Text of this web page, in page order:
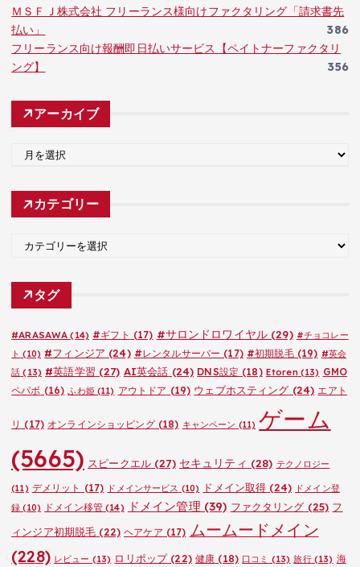
ＭＳＦＪ株式会社 フリーランス様向けファクタリング「請求書先
払い」
386
フリーランス向け報酬即日払いサービス【ペイトナーファクタリ
ング】
356
アーカイブ
カ
カテゴリー
ゴ
タグ
#ARASAWA (14) #ギフト (17) #サロンドロワイヤル(29) #チョコレー
ト (10) #フィンジア (24) #レンタルサーバー (17) #初期脱毛(19) #英会
話 (13) #英語学習 (27) AI英会話 (24) DNS設定 (18) Etoren(13) GMO
ペパボ (16) ふわ姫(11) アウトドア (19) ウェブホスティング (24) エアト
リ (17) オンラインショッピング(18) キャンペーン (11) ゲーム
(5665) スピークエル(27) セキュリティ (28) テクノロジー
(11) デメリット (17) ドメインサービス (10) ドメイン取得 (24) ドメイン登
録 (10) ドメイン移管(14) ドメイン管理 (39) ファクタリング (25) フ
ィンジア初期脱毛 (22) ヘアケア (17) ムームードメイン
(228) レビュー (13) ロリポップ(22) 健康 (18) 口コミ (13) 旅行(13) 海